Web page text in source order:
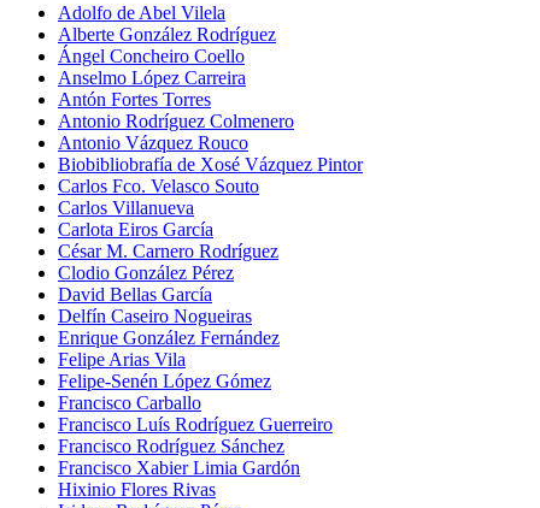
Adolfo de Abel Vilela
Alberte González Rodríguez
Ángel Concheiro Coello
Anselmo López Carreira
Antón Fortes Torres
Antonio Rodríguez Colmenero
Antonio Vázquez Rouco
Biobibliobrafía de Xosé Vázquez Pintor
Carlos Fco. Velasco Souto
Carlos Villanueva
Carlota Eiros García
César M. Carnero Rodríguez
Clodio González Pérez
David Bellas García
Delfín Caseiro Nogueiras
Enrique González Fernández
Felipe Arias Vila
Felipe-Senén López Gómez
Francisco Carballo
Francisco Luís Rodríguez Guerreiro
Francisco Rodríguez Sánchez
Francisco Xabier Limia Gardón
Hixinio Flores Rivas